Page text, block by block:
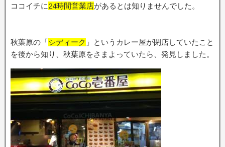
ココイチに24時間営業店があるとは知りませんでした。
秋葉原の「シディーク 」というカレー屋が閉店していたこと
を後から知り、秋葉原をさまよっていたら、発見しました。